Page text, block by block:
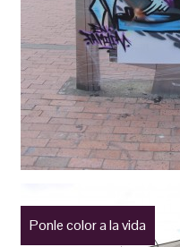
Ponle color a la vida